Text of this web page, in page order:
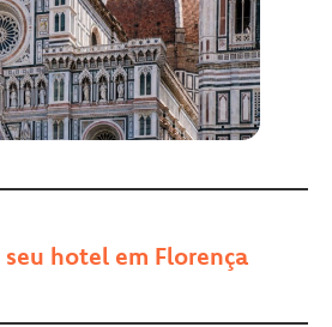
seu hotel em Florença